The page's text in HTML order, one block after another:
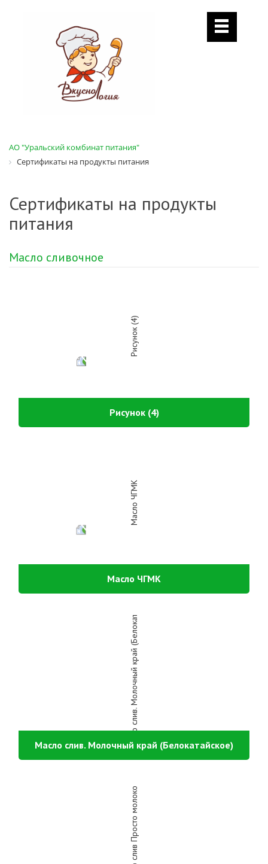
АО "Уральский комбинат питания"
Сертификаты на продукты питания
Сертификаты на продукты
питания
Масло сливочное
Рисунок (4)
Масло ЧГМК
Масло слив. Молочный край (Белокатайское)